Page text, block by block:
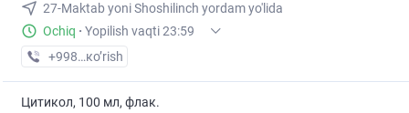
27-Maktab yoni Shoshilinch yordam yo'lida
Ochiq · Yopilish vaqti 23:59
+998 (91) XXX-XX-XX
кo’rish
Цитикол, 100 мл, флак.